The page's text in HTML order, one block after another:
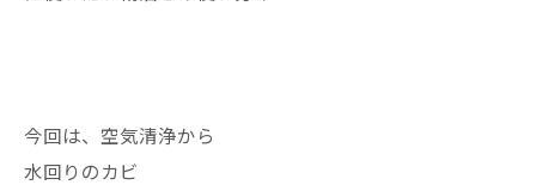
今回は、空気清浄から
水回りのカビ